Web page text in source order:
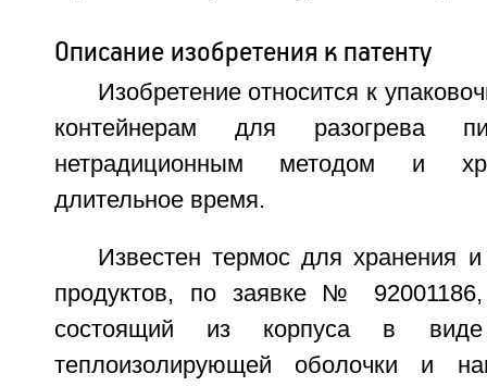
Описание изобретения к патенту
Изобретение относится к
контейнерам для разогрева
нетрадиционным методом и
длительное время.
Известен термос для хранения
продуктов, по заявке №
состоящий из корпуса в
теплоизолирующей оболочки и